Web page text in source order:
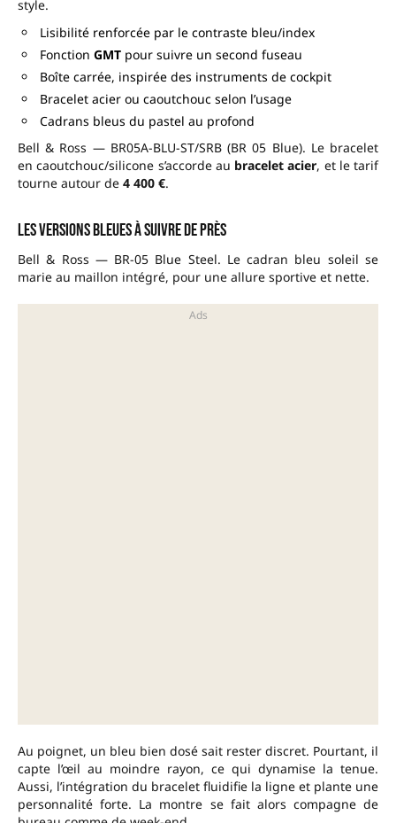
style.
Lisibilité renforcée par le contraste bleu/index
Fonction GMT pour suivre un second fuseau
Boîte carrée, inspirée des instruments de cockpit
Bracelet acier ou caoutchouc selon l’usage
Cadrans bleus du pastel au profond
Bell & Ross — BR05A-BLU-ST/SRB (BR 05 Blue). Le bracelet
en caoutchouc/silicone s’accorde au bracelet acier, et le tarif
tourne autour de 4 400 €.
Les versions bleues à suivre de près
Bell & Ross — BR-05 Blue Steel. Le cadran bleu soleil se
marie au maillon intégré, pour une allure sportive et nette.
Au poignet, un bleu bien dosé sait rester discret. Pourtant, il
capte l’œil au moindre rayon, ce qui dynamise la tenue.
Aussi, l’intégration du bracelet fluidifie la ligne et plante une
personnalité forte. La montre se fait alors compagne de